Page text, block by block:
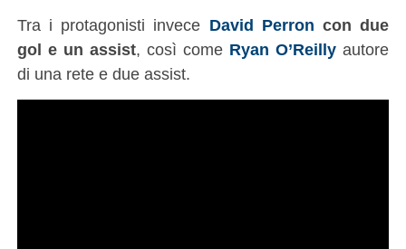
Tra i protagonisti invece David Perron con due
gol e un assist, così come Ryan O’Reilly autore
di una rete e due assist.